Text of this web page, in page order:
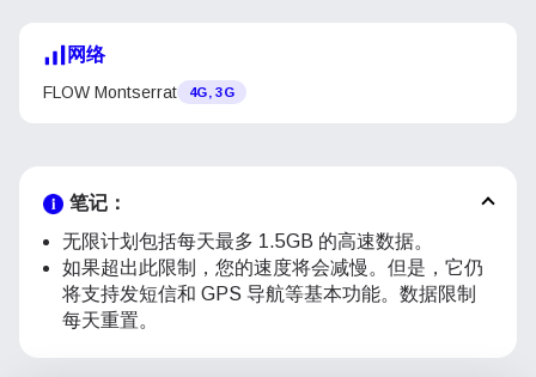
网络
FLOW Montserrat 4G, 3G
笔记：
无限计划包括每天最多 1.5GB 的高速数据。
如果超出此限制，您的速度将会减慢。但是，它仍
将支持发短信和 GPS 导航等基本功能。数据限制
每天重置。